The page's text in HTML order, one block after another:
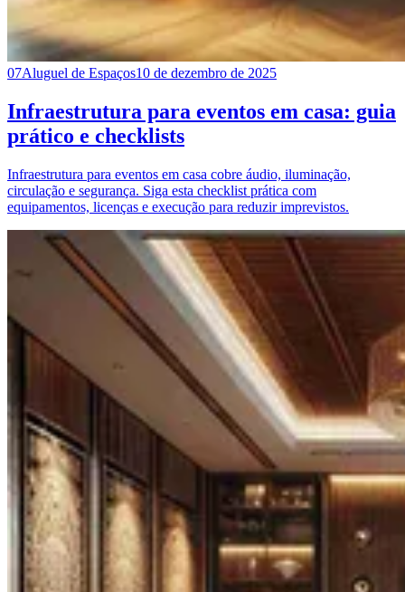
07Aluguel de Espaços10 de dezembro de 2025
Infraestrutura para eventos em casa: guia
prático e checklists
Infraestrutura para eventos em casa cobre áudio, iluminação,
circulação e segurança. Siga esta checklist prática com
equipamentos, licenças e execução para reduzir imprevistos.